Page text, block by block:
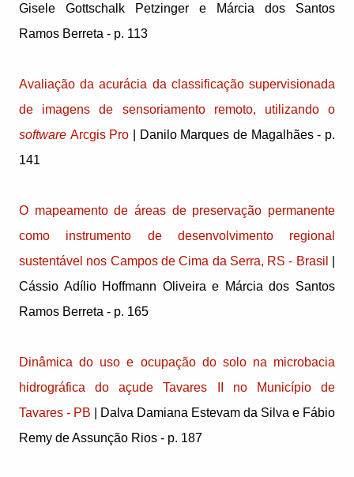
Gisele Gottschalk Petzinger e Márcia dos Santos
Ramos Berreta - p. 113
Avaliação da acurácia da classificação supervisionada
de imagens de sensoriamento remoto, utilizando o
software Arcgis Pro | Danilo Marques de Magalhães - p.
141
O mapeamento de áreas de preservação permanente
como instrumento de desenvolvimento regional
sustentável nos Campos de Cima da Serra, RS - Brasil
Cássio Adílio Hoffmann Oliveira e Márcia dos Santos
Ramos Berreta - p. 165
Dinâmica do uso e ocupação do solo na microbacia
hidrográfica do açude Tavares II no Município de
Tavares - PB | Dalva Damiana Estevam da Silva e Fábio
Remy de Assunção Rios - p. 187